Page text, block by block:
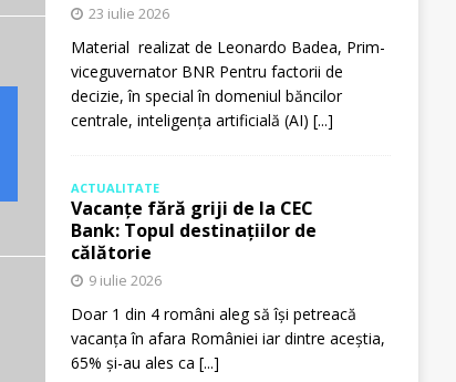
23 iulie 2026
Material realizat de Leonardo Badea, Prim-
viceguvernator BNR Pentru factorii de
decizie, în special în domeniul băncilor
centrale, inteligența artificială (AI) [...]
ACTUALITATE
Vacanțe fără griji de la CEC
Bank: Topul destinațiilor de
călătorie
9 iulie 2026
Doar 1 din 4 români aleg să își petreacă
vacanța în afara României iar dintre aceștia,
65% și-au ales ca [...]